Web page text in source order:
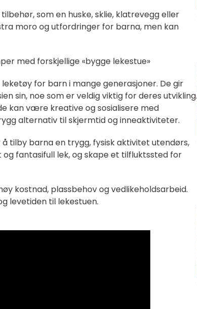
som en huske, sklie, klatrevegg eller
moro og utfordringer for barna, men kan
med forskjellige «bygge lekestue»
for barn i mange generasjoner. De gir
sin, noe som er veldig viktig for deres utvikling.
kan være kreative og sosialisere med
alternativ til skjermtid og inneaktiviteter.
tilby barna en trygg, fysisk aktivitet utendørs,
fantasifull lek, og skape et tilfluktssted for
kostnad, plassbehov og vedlikeholdsarbeid.
levetiden til lekestuen.